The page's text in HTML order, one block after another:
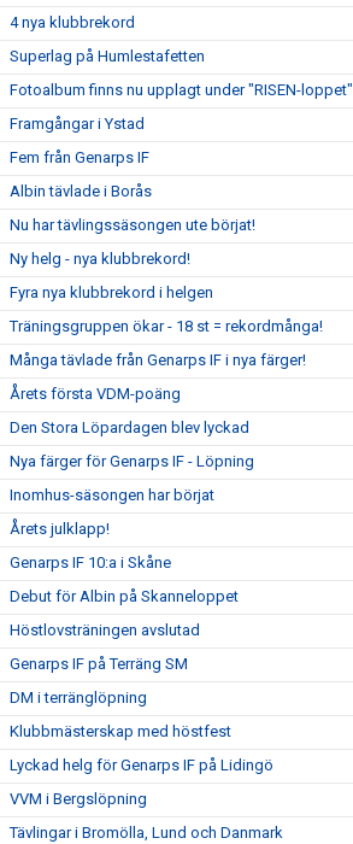
4 nya klubbrekord
Superlag på Humlestafetten
Fotoalbum finns nu upplagt under "RISEN-loppet"
Framgångar i Ystad
Fem från Genarps IF
Albin tävlade i Borås
Nu har tävlingssäsongen ute börjat!
Ny helg - nya klubbrekord!
Fyra nya klubbrekord i helgen
Träningsgruppen ökar - 18 st = rekordmånga!
Många tävlade från Genarps IF i nya färger!
Årets första VDM-poäng
Den Stora Löpardagen blev lyckad
Nya färger för Genarps IF - Löpning
Inomhus-säsongen har börjat
Årets julklapp!
Genarps IF 10:a i Skåne
Debut för Albin på Skanneloppet
Höstlovsträningen avslutad
Genarps IF på Terräng SM
DM i terränglöpning
Klubbmästerskap med höstfest
Lyckad helg för Genarps IF på Lidingö
VVM i Bergslöpning
Tävlingar i Bromölla, Lund och Danmark